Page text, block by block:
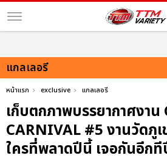
แกลเลอรี
หน้าแรก exclusive แกลเลอรี
เก็บตกภาพบรรยากาศงาน
CARNIVAL #5 งานวัดภู
ใครที่พลาดปีนี้ เจอกันอีกที